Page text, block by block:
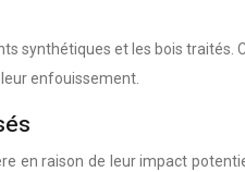
synthétiques et les bois traités.
enfouissement.
en raison de leur impact